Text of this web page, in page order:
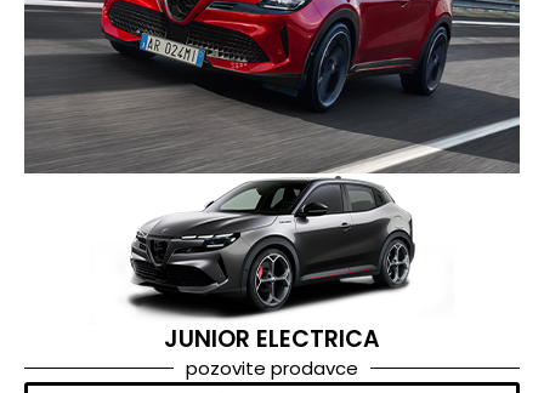
JUNIOR ELECTRICA
pozovite prodavce